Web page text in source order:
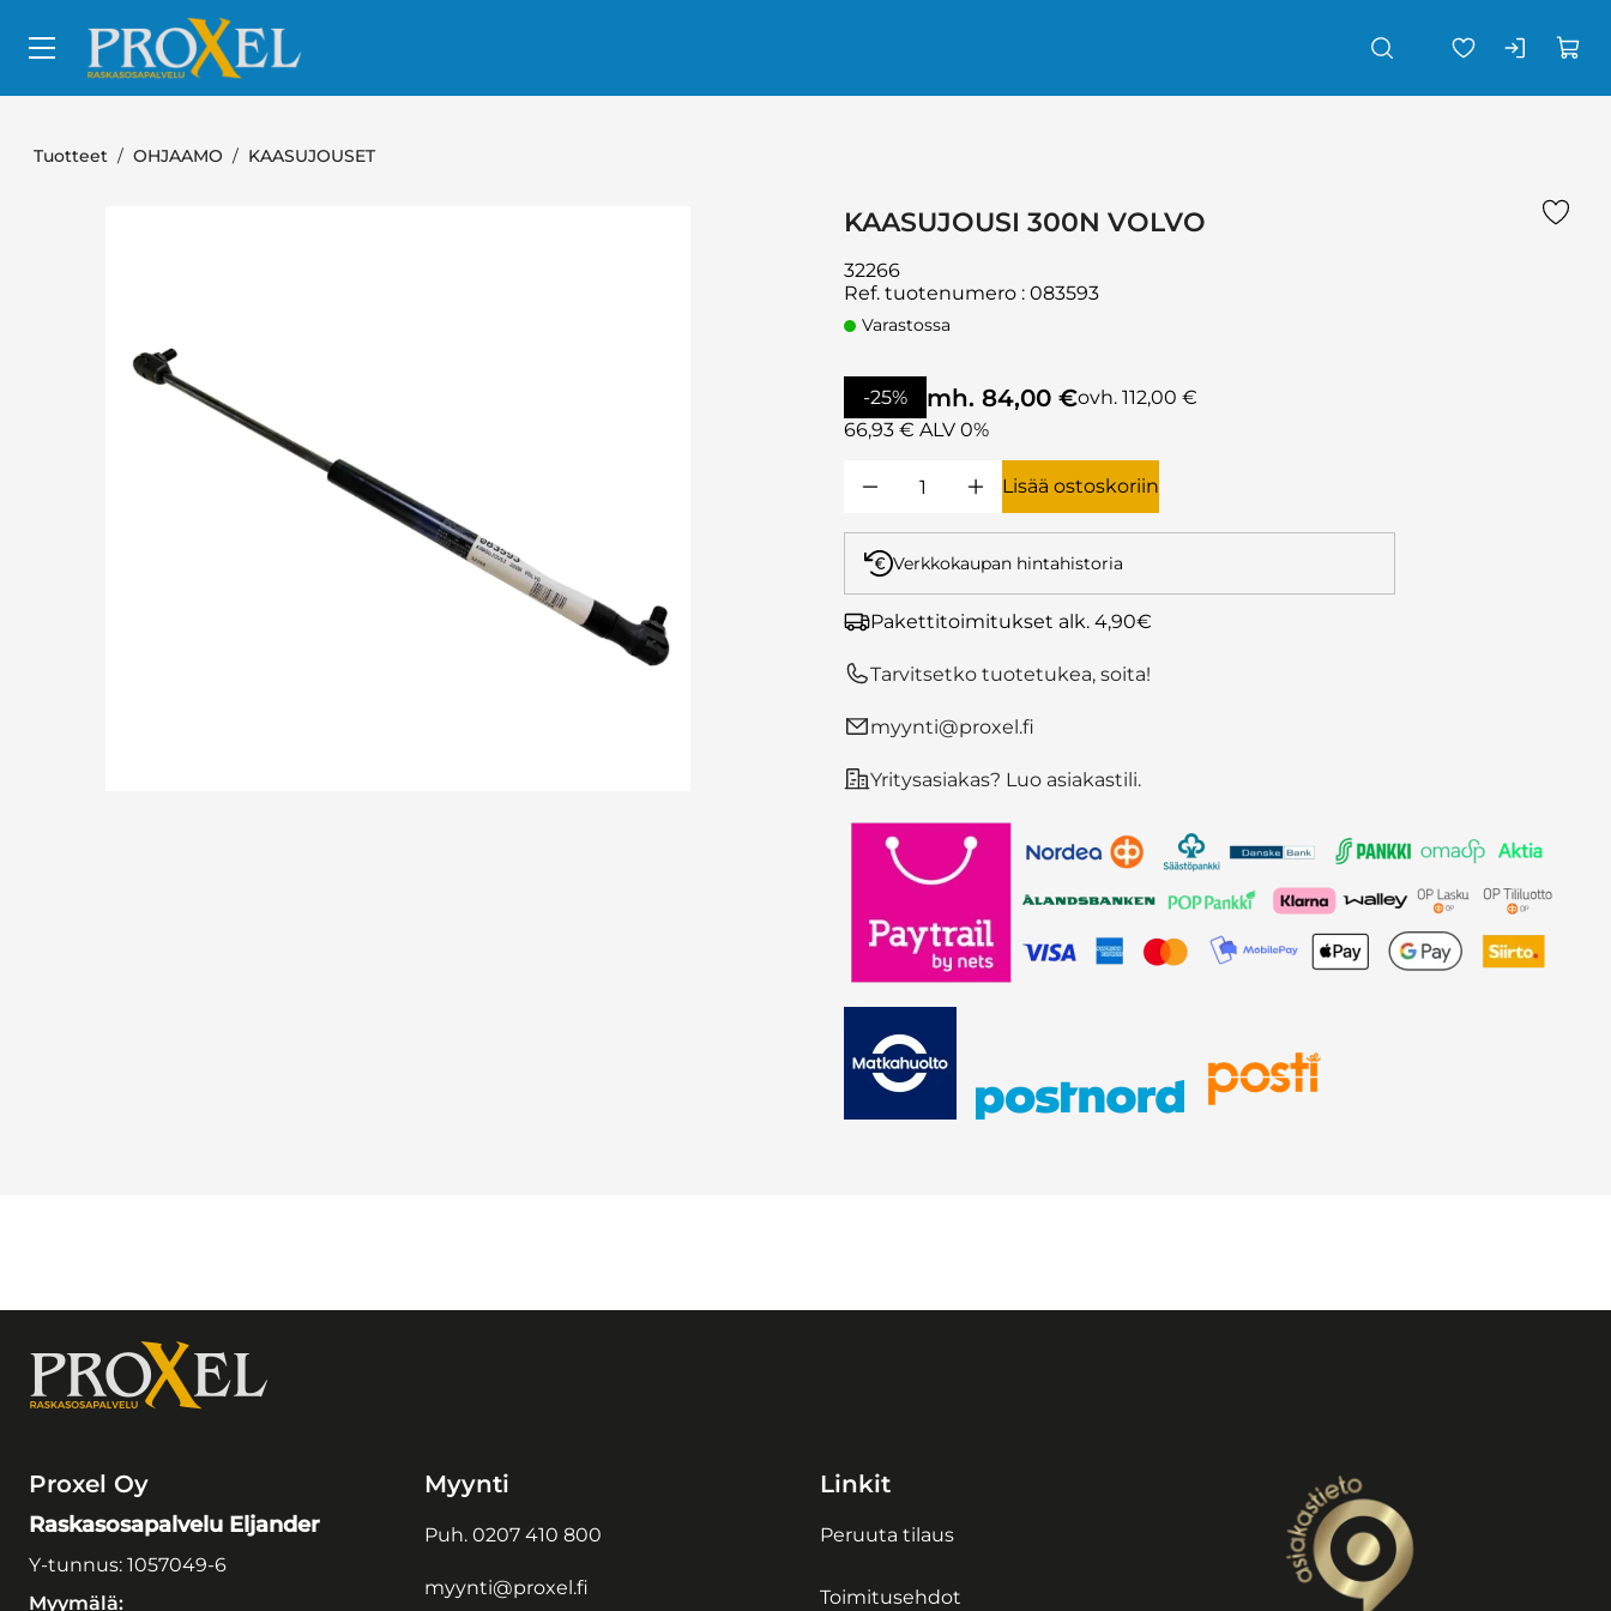
Tuotteet OHJAAMO KAASUJOUSET
KAASUJOUSI 300N VOLVO
32266
Ref. tuotenumero : 083593
Varastossa
-25% mh. 84,00 €
ovh. 112,00 €
66,93 € ALV 0%
Lisää ostoskoriin
Verkkokaupan hintahistoria
Pakettitoimitukset alk. 4,90€
Tarvitsetko tuotetukea, soita!
myynti@proxel.fi
Yritysasiakas? Luo asiakastili.
Proxel Oy
Raskasosapalvelu Eljander
Y-tunnus: 1057049-6
Myymälä:
Myynti
Puh. 0207 410 800
myynti@proxel.fi
Linkit
Peruuta tilaus
Toimitusehdot